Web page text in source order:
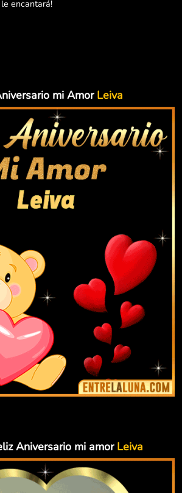
le encantará!
mi Amor Leiva
Aniversario mi amor Leiva